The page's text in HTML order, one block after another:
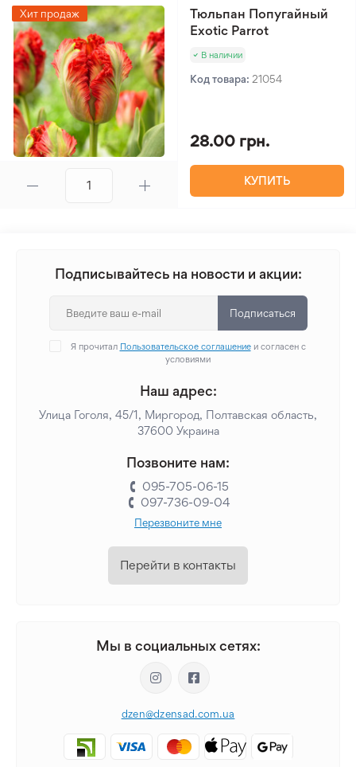
Хит продаж
Тюльпан Попугайный
Exotic Parrot
В наличии
Код товара: 21054
28.00 грн.
КУПИТЬ
Подписывайтесь на новости и акции:
Подписаться
Я прочитал Пользовательское соглашениеи согласен с
условиями
Наш адрес:
Улица Гоголя, 45/1, Миргород, Полтавская область,
37600 Украина
Позвоните нам:
095-705-06-15
097-736-09-04
Перезвоните мне
Перейти в контакты
Мы в социальных сетях:
dzen@dzensad.com.ua